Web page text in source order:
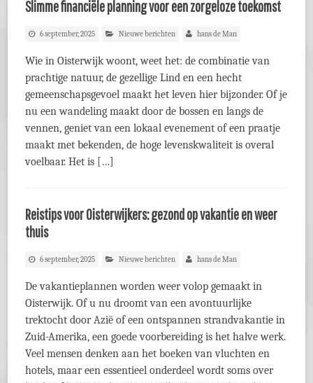
Slimme financiële planning voor een zorgeloze toekomst
6 september, 2025 Nieuwe berichten hans de Man
Wie in Oisterwijk woont, weet het: de combinatie van
prachtige natuur, de gezellige Lind en een hecht
gemeenschapsgevoel maakt het leven hier bijzonder. Of je
nu een wandeling maakt door de bossen en langs de
vennen, geniet van een lokaal evenement of een praatje
maakt met bekenden, de hoge levenskwaliteit is overal
voelbaar. Het is […]
Reistips voor Oisterwijkers: gezond op vakantie en weer
thuis
6 september, 2025 Nieuwe berichten hans de Man
De vakantieplannen worden weer volop gemaakt in
Oisterwijk. Of u nu droomt van een avontuurlijke
trektocht door Azië of een ontspannen strandvakantie in
Zuid-Amerika, een goede voorbereiding is het halve werk.
Veel mensen denken aan het boeken van vluchten en
hotels, maar een essentieel onderdeel wordt soms over